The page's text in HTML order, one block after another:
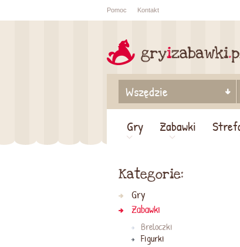
Pomoc Kontakt
Gry
Zabawki
Kategorie:
Gry
Zabawki
Breloczki
Figurki